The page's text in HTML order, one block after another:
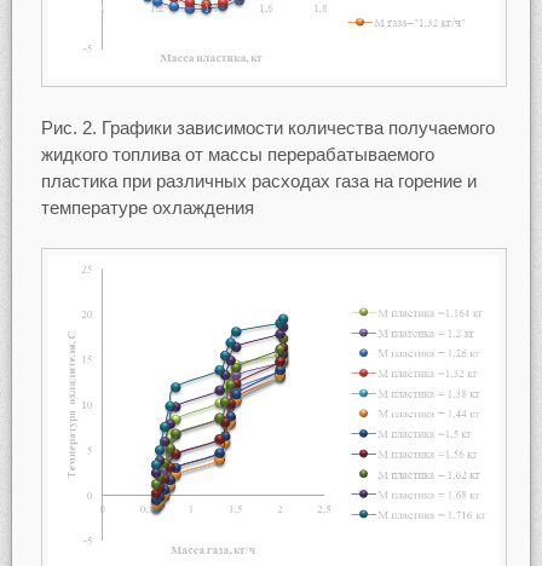
Рис. 2. Графики зависимости количества получаемого
жидкого топлива от массы перерабатываемого
пластика при различных расходах газа на горение и
температуре охлаждения